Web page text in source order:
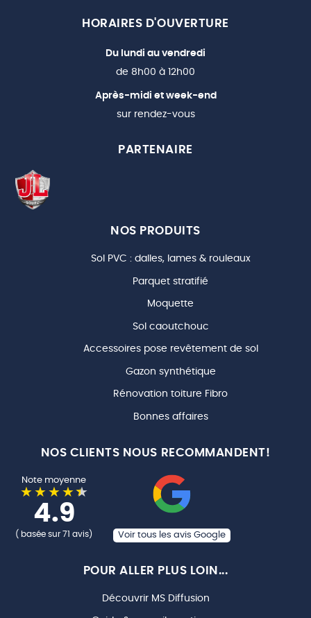
HORAIRES D'OUVERTURE
Du lundi au vendredi
de 8h00 à 12h00
Après-midi et week-end
sur rendez-vous
PARTENAIRE
NOS PRODUITS
Sol PVC : dalles, lames & rouleaux
Parquet stratifié
Moquette
Sol caoutchouc
Accessoires pose revêtement de sol
Gazon synthétique
Rénovation toiture Fibro
Bonnes affaires
NOS CLIENTS NOUS RECOMMANDENT!
Note moyenne
4.9
( basée sur 71 avis) Voir tous les avis Google
POUR ALLER PLUS LOIN...
Découvrir MS Diffusion